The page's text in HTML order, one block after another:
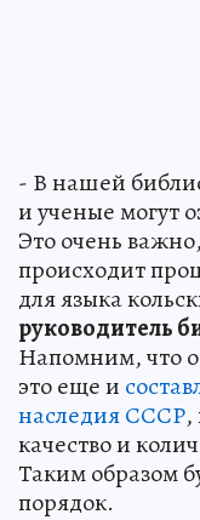
- В нашей
и ученые могут
Это очень
происходит
для языка
руководитель
Напомним, что
это еще и
наследия СССР,
качество и
Таким образом
порядок.